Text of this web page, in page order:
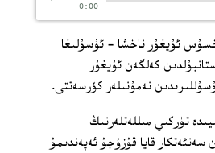
0:00
كەچ مەخسۇس ئۇيغۇر ناخشا - ئۇسۇلىغا
كەلگەن ئۇيغۇر
نەمۇنىلەر كۆرسەتتى.
تۈركىي مىللەتلەرنىڭ
قايا قۇزۇجۇ ئەپەندىمۇ